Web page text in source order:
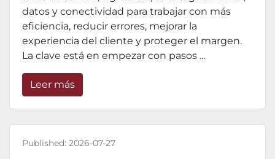
datos y conectividad para trabajar con más
eficiencia, reducir errores, mejorar la
experiencia del cliente y proteger el margen.
La clave está en empezar con pasos ...
Leer más
Published: 2026-07-27